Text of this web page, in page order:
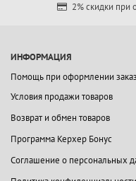
2% скидки при
ИНФОРМАЦИЯ
Помощь при оформлении
Условия продажи товаров
Возврат и обмен товаров
Программа Керхер Бонус
Соглашение о персональных